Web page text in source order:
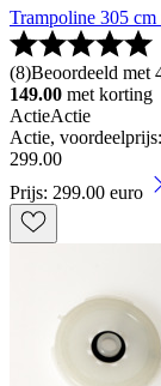
Trampoline 305
(8)Beoordeeld met
149.00 met korting
ActieActie
Actie,
299.00
Prijs: 299.00 euro